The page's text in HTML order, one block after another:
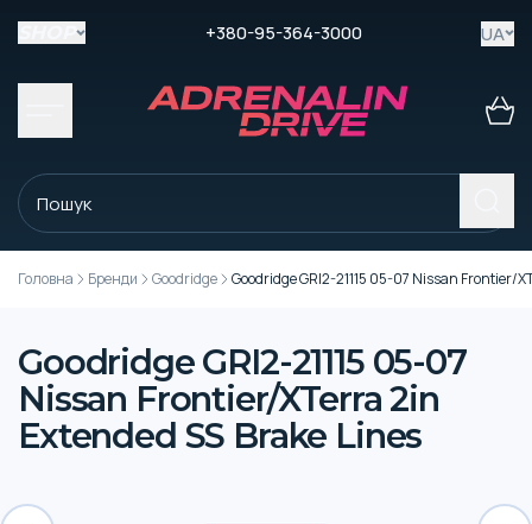
+380-95-364-3000 UA
Головна Бренди Goodridge Goodridge GRI2-21115 05-07 Nissan Frontier/
Goodridge GRI2-21115 05-07
Nissan Frontier/XTerra 2in
Extended SS Brake Lines